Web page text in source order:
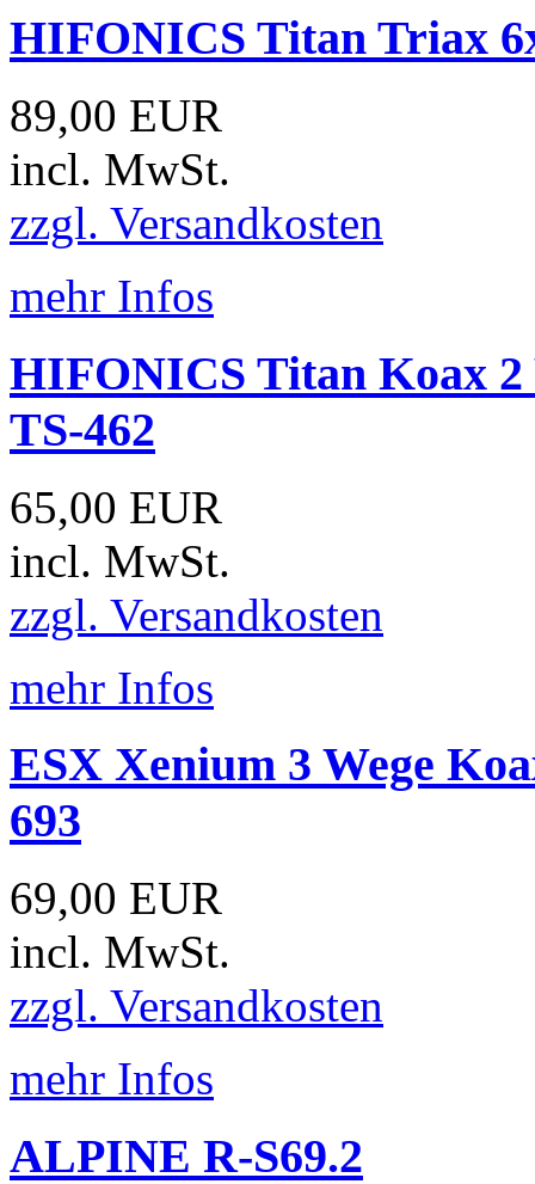
HIFONICS Titan Triax
89,00 EUR
incl. MwSt.
zzgl. Versandkosten
mehr Infos
HIFONICS Titan Koax 2
TS-462
65,00 EUR
incl. MwSt.
zzgl. Versandkosten
mehr Infos
ESX Xenium 3 Wege
693
69,00 EUR
incl. MwSt.
zzgl. Versandkosten
mehr Infos
ALPINE R-S69.2